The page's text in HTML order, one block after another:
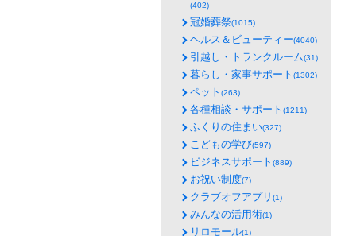
(402)
冠婚葬祭(1015)
ヘルス＆ビューティー(4040)
引越し・トランクルーム(31)
暮らし・家事サポート (1302)
ペット (263)
各種相談・サポート (1211)
ふくりの住まい(327)
こどもの学び(597)
ビジネスサポート (889)
お祝い制度(7)
クラブオフアプリ (1)
みんなの活用術(1)
リロモール(1)